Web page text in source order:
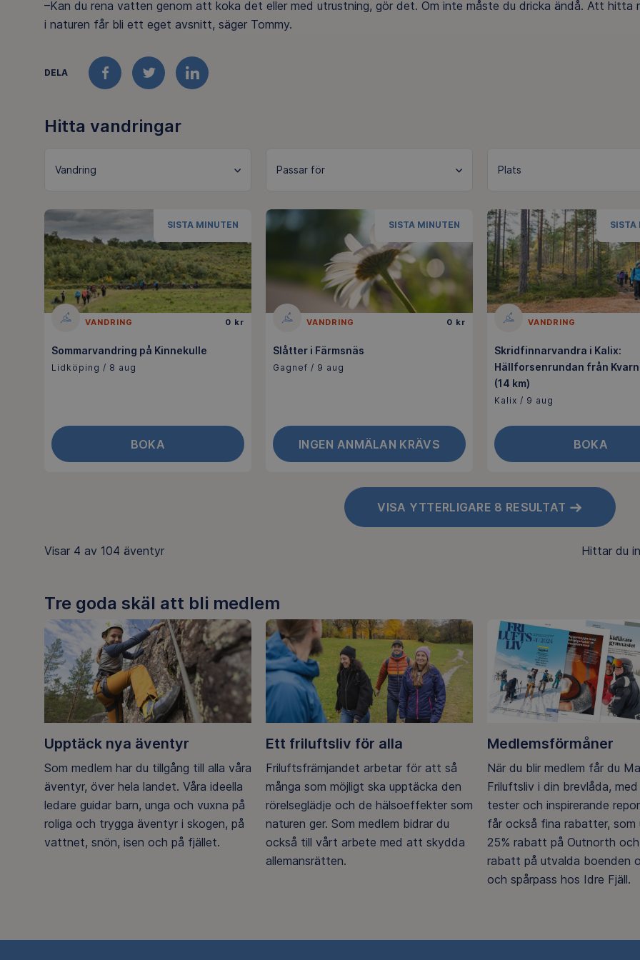
–Kan du rena vatten genom att koka det eller med utrustning, gör det. Om inte måste du dricka ändå. Att hitta
i naturen får bli ett eget avsnitt, säger Tommy.
DELA
FACEBOOKTWITTERLINKEDIN
Hitta vandringar
Vandring
SISTA MINUTEN
VANDRING 0 kr
Sommarvandring på Kinnekulle
Lidköping / 8 aug
BOKA
SISTA MINUTEN
VANDRING 0 kr
Slåtter i Färmsnäs
Gagnef / 9 aug
INGEN ANMÄLAN KRÄVS
SISTA
VANDRING
Skridfinnarvandra i Kalix:
Hällforsenrundan från
(14 km)
Kalix / 9 aug
BOKA
VISA YTTERLIGARE 8 RESULTAT
Visar 4 av 104 äventyr Hittar du
Tre goda skäl att bli medlem
Upptäck nya äventyr
Som medlem har du tillgång till alla våra
äventyr, över hela landet. Våra ideella
ledare guidar barn, unga och vuxna på
roliga och trygga äventyr i skogen, på
vattnet, snön, isen och på fjället.
Ett friluftsliv för alla
Friluftsfrämjandet arbetar för att så
många som möjligt ska upptäcka den
rörelseglädje och de hälsoeffekter som
naturen ger. Som medlem bidrar du
också till vårt arbete med att skydda
allemansrätten.
Medlemsförmåner
När du blir medlem får du
Friluftsliv i din brevlåda,
tester och inspirerande
får också fina rabatter, som
25% rabatt på Outnorth
rabatt på utvalda boenden
och spårpass hos Idre Fjäll.